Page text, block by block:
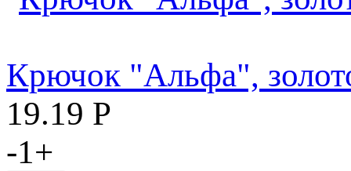
Крючок "Альфа",
19.19 Р
-1+